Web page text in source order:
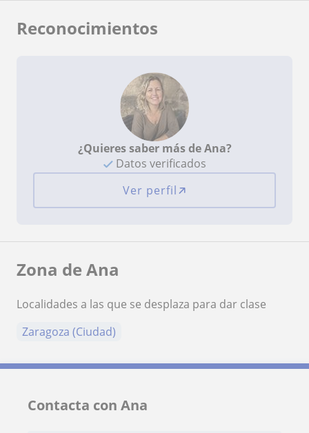
Reconocimientos
¿Quieres saber más de Ana?
Datos verificados
Ver perfil
Zona de Ana
Localidades a las que se desplaza para dar clase
Zaragoza (Ciudad)
Contacta con Ana